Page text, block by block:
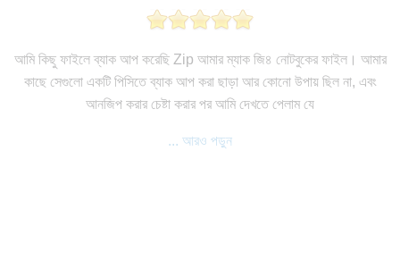
আমি কিছু ফাইলে ব্যাক আপ করেছি Zip আমার ম্যাক জি৪ নোটবুকের ফাইল। আমার
কাছে সেগুলো একটি পিসিতে ব্যাক আপ করা ছাড়া আর কোনো উপায় ছিল না, এবং
আনজিপ করার চেষ্টা করার পর আমি দেখতে পেলাম যে
... আরও পড়ুন